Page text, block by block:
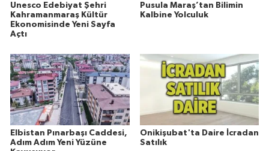
Unesco Edebiyat Şehri
Kahramanmaraş Kültür
Ekonomisinde Yeni Sayfa
Açtı
Pusula Maraş’tan Bilimin
Kalbine Yolculuk
Elbistan Pınarbaşı Caddesi,
Adım Adım Yeni Yüzüne
Onikişubat'ta Daire İcradan
Satılık